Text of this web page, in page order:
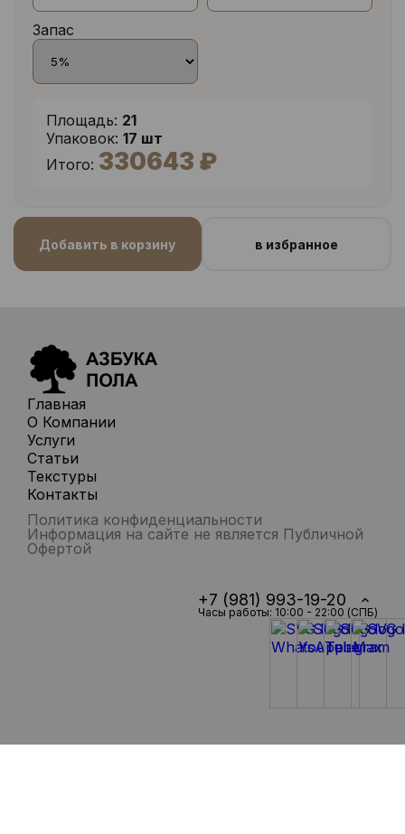
Запас
Площадь: 21
Упаковок: 17 шт
Итого: 330643 ₽
Добавить в корзину в избранное
Главная
О Компании
Услуги
Статьи
Текстуры
Контакты
Политика конфиденциальности
Информация на сайте не является Публичной
Офертой
+7 (981) 993-19-20
Часы работы: 10:00 - 22:00 (СПБ)